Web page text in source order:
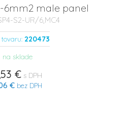
6mm2 male panel
S2-UR/6,MC4
tovaru: 220473
na sklade
€s DPH
€bez DPH